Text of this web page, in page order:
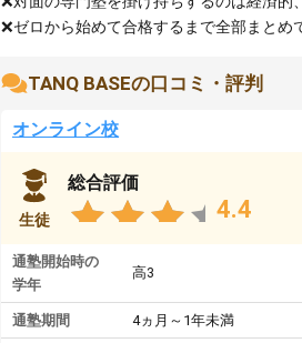
❌ゼロから始めて合格するまで全部まとめ
TANQ BASEの口コミ・評判
オンライン校
生徒
総合評価
4.4
通塾開始時の
学年
高3
通塾期間 4ヵ月～1年未満